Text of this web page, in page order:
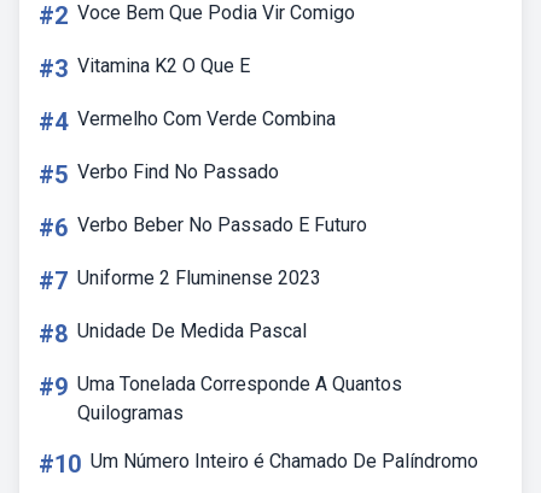
#2 Voce Bem Que Podia Vir Comigo
#3 Vitamina K2 O Que E
#4 Vermelho Com Verde Combina
#5 Verbo Find No Passado
#6 Verbo Beber No Passado E Futuro
#7 Uniforme 2 Fluminense 2023
#8 Unidade De Medida Pascal
#9 Uma Tonelada Corresponde A Quantos
Quilogramas
#10 Um Número Inteiro é Chamado De Palíndromo